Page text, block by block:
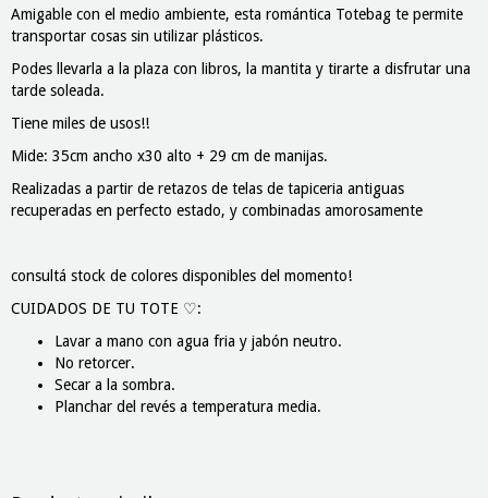
Amigable con el medio ambiente, esta romántica Totebag te permite
transportar cosas sin utilizar plásticos.
Podes llevarla a la plaza con libros, la mantita y tirarte a disfrutar una
tarde soleada.
Tiene miles de usos!!
Mide: 35cm ancho x30 alto + 29 cm de manijas.
Realizadas a partir de retazos de telas de tapiceria antiguas
recuperadas en perfecto estado, y combinadas amorosamente
consultá stock de colores disponibles del momento!
CUIDADOS DE TU TOTE ♡:
Lavar a mano con agua fria y jabón neutro.
No retorcer.
Secar a la sombra.
Planchar del revés a temperatura media.